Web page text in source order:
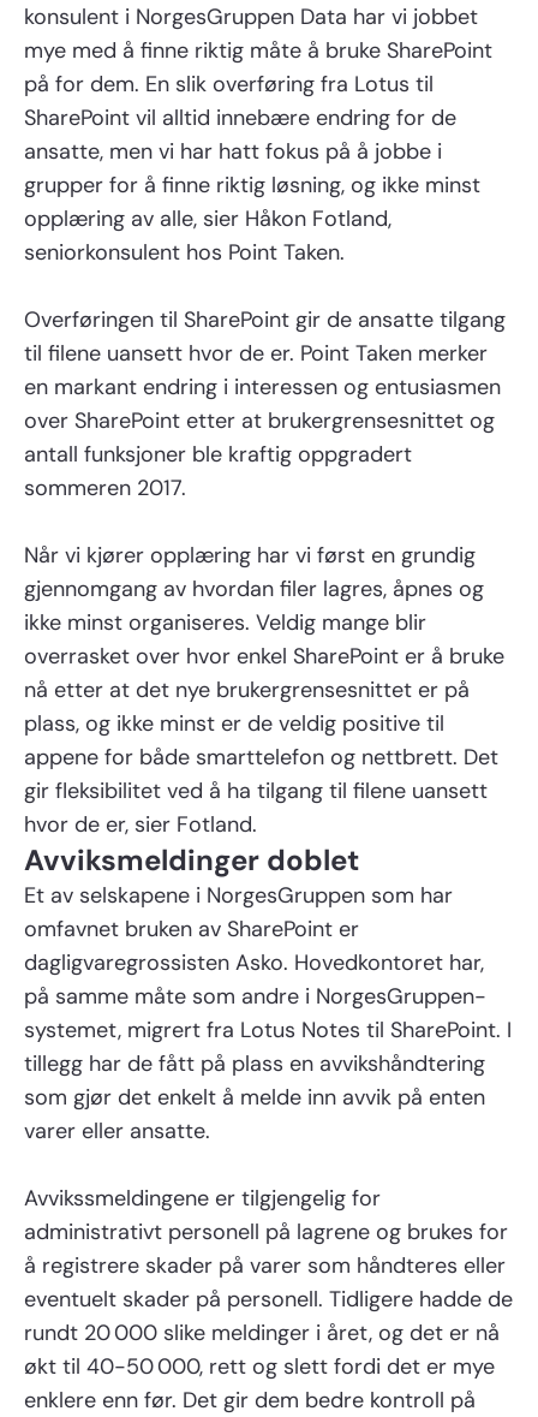
konsulent i NorgesGruppen Data har vi jobbet
mye med å finne riktig måte å bruke SharePoint
på for dem. En slik overføring fra Lotus til
SharePoint vil alltid innebære endring for de
ansatte, men vi har hatt fokus på å jobbe i
grupper for å finne riktig løsning, og ikke minst
opplæring av alle, sier Håkon Fotland,
seniorkonsulent hos Point Taken.
Overføringen til SharePoint gir de ansatte tilgang
til filene uansett hvor de er. Point Taken merker
en markant endring i interessen og entusiasmen
over SharePoint etter at brukergrensesnittet og
antall funksjoner ble kraftig oppgradert
sommeren 2017.
Når vi kjører opplæring har vi først en grundig
gjennomgang av hvordan filer lagres, åpnes og
ikke minst organiseres. Veldig mange blir
overrasket over hvor enkel SharePoint er å bruke
nå etter at det nye brukergrensesnittet er på
plass, og ikke minst er de veldig positive til
appene for både smarttelefon og nettbrett. Det
gir fleksibilitet ved å ha tilgang til filene uansett
hvor de er, sier Fotland.
Avviksmeldinger doblet
Et av selskapene i NorgesGruppen som har
omfavnet bruken av SharePoint er
dagligvaregrossisten Asko. Hovedkontoret har,
på samme måte som andre i NorgesGruppen-
systemet, migrert fra Lotus Notes til SharePoint. I
tillegg har de fått på plass en avvikshåndtering
som gjør det enkelt å melde inn avvik på enten
varer eller ansatte.
Avvikssmeldingene er tilgjengelig for
administrativt personell på lagrene og brukes for
å registrere skader på varer som håndteres eller
eventuelt skader på personell. Tidligere hadde de
rundt 20 000 slike meldinger i året, og det er nå
økt til 40-50 000, rett og slett fordi det er mye
enklere enn før. Det gir dem bedre kontroll på